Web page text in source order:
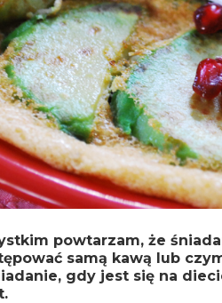
powtarzam, że
samą kawą lub
gdy jest się na